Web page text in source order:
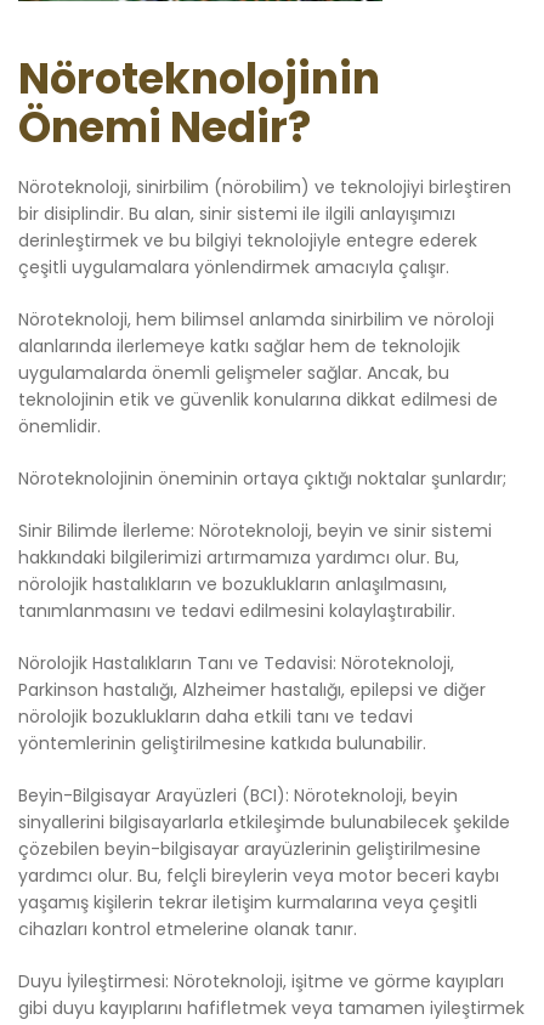
Nöroteknolojinin
Önemi Nedir?
Nöroteknoloji, sinirbilim (nörobilim) ve teknolojiyi birleştiren
bir disiplindir. Bu alan, sinir sistemi ile ilgili anlayışımızı
derinleştirmek ve bu bilgiyi teknolojiyle entegre ederek
çeşitli uygulamalara yönlendirmek amacıyla çalışır.
Nöroteknoloji, hem bilimsel anlamda sinirbilim ve nöroloji
alanlarında ilerlemeye katkı sağlar hem de teknolojik
uygulamalarda önemli gelişmeler sağlar. Ancak, bu
teknolojinin etik ve güvenlik konularına dikkat edilmesi de
önemlidir.
Nöroteknolojinin öneminin ortaya çıktığı noktalar şunlardır;
Sinir Bilimde İlerleme: Nöroteknoloji, beyin ve sinir sistemi
hakkındaki bilgilerimizi artırmamıza yardımcı olur. Bu,
nörolojik hastalıkların ve bozuklukların anlaşılmasını,
tanımlanmasını ve tedavi edilmesini kolaylaştırabilir.
Nörolojik Hastalıkların Tanı ve Tedavisi: Nöroteknoloji,
Parkinson hastalığı, Alzheimer hastalığı, epilepsi ve diğer
nörolojik bozuklukların daha etkili tanı ve tedavi
yöntemlerinin geliştirilmesine katkıda bulunabilir.
Beyin-Bilgisayar Arayüzleri (BCI): Nöroteknoloji, beyin
sinyallerini bilgisayarlarla etkileşimde bulunabilecek şekilde
çözebilen beyin-bilgisayar arayüzlerinin geliştirilmesine
yardımcı olur. Bu, felçli bireylerin veya motor beceri kaybı
yaşamış kişilerin tekrar iletişim kurmalarına veya çeşitli
cihazları kontrol etmelerine olanak tanır.
Duyu İyileştirmesi: Nöroteknoloji, işitme ve görme kayıpları
gibi duyu kayıplarını hafifletmek veya tamamen iyileştirmek